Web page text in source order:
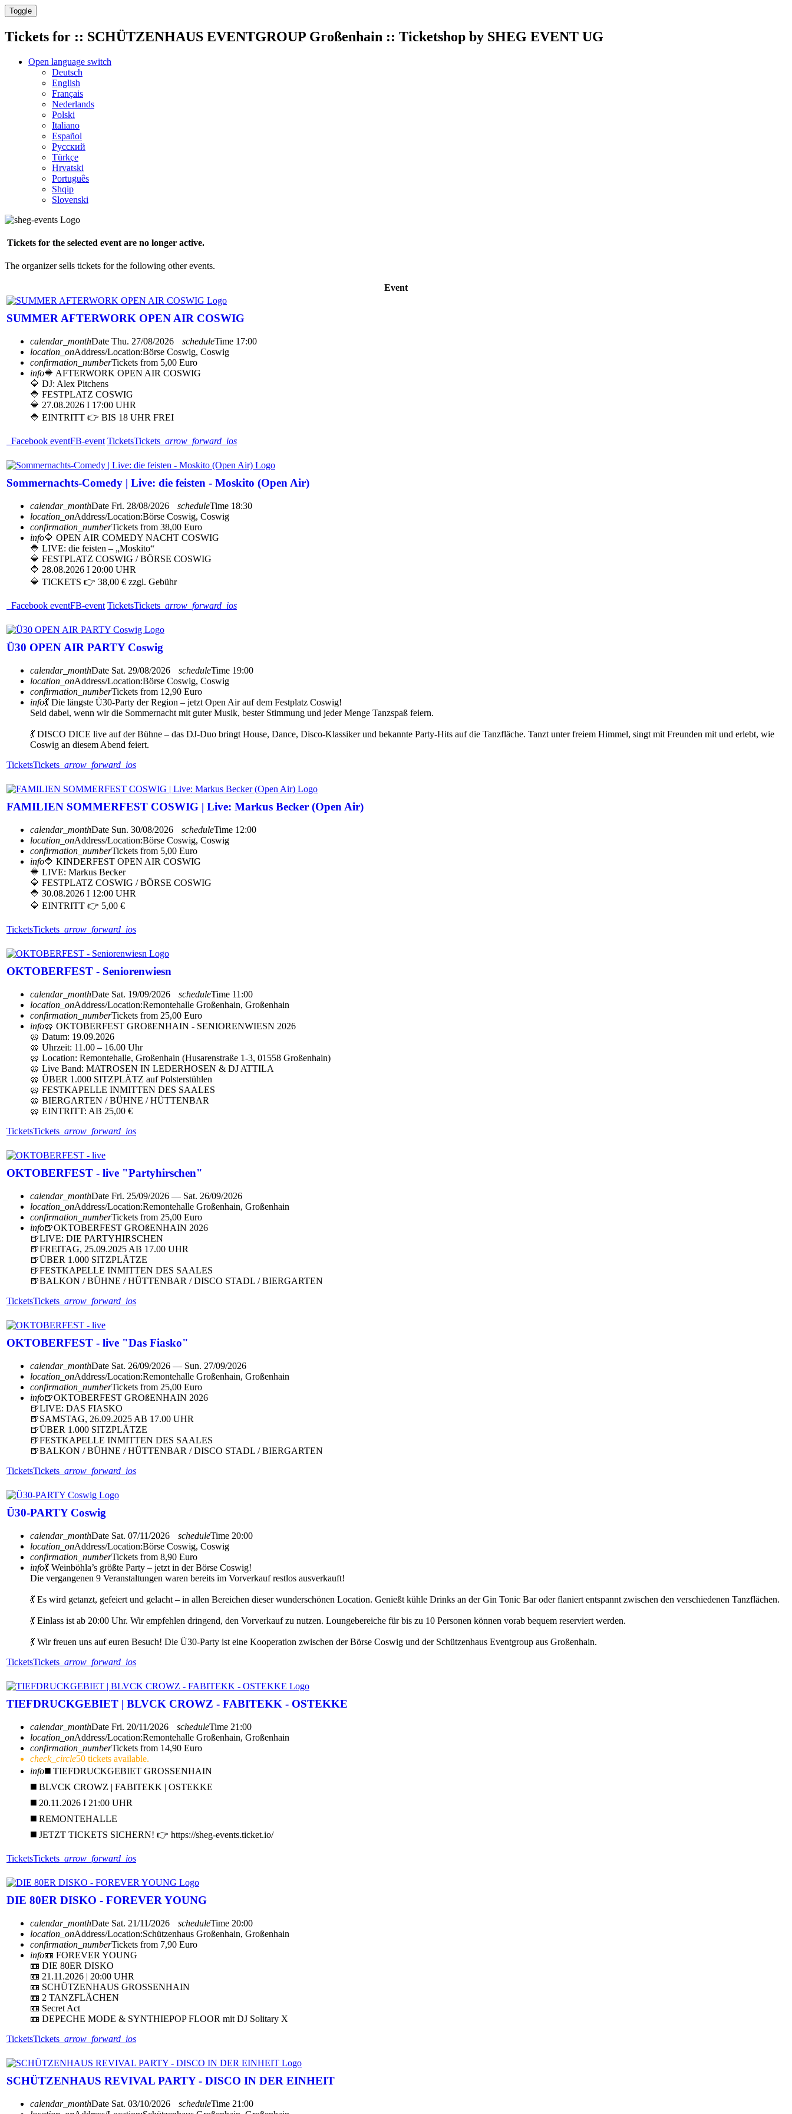
Toggle
Tickets for :: SCHÜTZENHAUS EVENTGROUP Großenhain :: Ticketshop by SHEG EVENT UG
Open language switch
Deutsch
English
Français
Nederlands
Polski
Italiano
Español
Русский
Türkçe
Hrvatski
Português
Shqip
Slovenski
Tickets for the selected event are no longer active.
The organizer sells tickets for the following other events.
Event
SUMMER AFTERWORK OPEN AIR COSWIG
calendar_monthDate Thu. 27/08/2026 scheduleTime 17:00
location_onAddress/Location:Börse Coswig, Coswig
confirmation_numberTickets from 5,00 Euro
info🔷 AFTERWORK OPEN AIR COSWIG
🔷 DJ: Alex Pitchens
🔷 FESTPLATZ COSWIG
🔷 27.08.2026 I 17:00 UHR
🔷 EINTRITT 👉 BIS 18 UHR FREI
Facebook eventFB-event TicketsTickets arrow_forward_ios
Sommernachts-Comedy | Live: die feisten - Moskito (Open Air)
calendar_monthDate Fri. 28/08/2026 scheduleTime 18:30
location_onAddress/Location:Börse Coswig, Coswig
confirmation_numberTickets from 38,00 Euro
info🔷 OPEN AIR COMEDY NACHT COSWIG
🔷 LIVE: die feisten – „Moskito“
🔷 FESTPLATZ COSWIG / BÖRSE COSWIG
🔷 28.08.2026 I 20:00 UHR
🔷 TICKETS 👉 38,00 € zzgl. Gebühr
Facebook eventFB-event TicketsTickets arrow_forward_ios
Ü30 OPEN AIR PARTY Coswig
calendar_monthDate Sat. 29/08/2026 scheduleTime 19:00
location_onAddress/Location:Börse Coswig, Coswig
confirmation_numberTickets from 12,90 Euro
info💃 Die längste Ü30-Party der Region – jetzt Open Air auf dem Festplatz Coswig!
Seid dabei, wenn wir die Sommernacht mit guter Musik, bester Stimmung und jeder Menge Tanzspaß feiern.
💃 DISCO DICE live auf der Bühne – das DJ-Duo bringt House, Dance, Disco-Klassiker und bekannte Party-Hits auf die Tanzfläche. Tanzt unter freiem Himmel, singt mit Freunden mit und erlebt, wie
Coswig an diesem Abend feiert.
TicketsTickets arrow_forward_ios
FAMILIEN SOMMERFEST COSWIG | Live: Markus Becker (Open Air)
calendar_monthDate Sun. 30/08/2026 scheduleTime 12:00
location_onAddress/Location:Börse Coswig, Coswig
confirmation_numberTickets from 5,00 Euro
info🔷 KINDERFEST OPEN AIR COSWIG
🔷 LIVE: Markus Becker
🔷 FESTPLATZ COSWIG / BÖRSE COSWIG
🔷 30.08.2026 I 12:00 UHR
🔷 EINTRITT 👉 5,00 €
TicketsTickets arrow_forward_ios
OKTOBERFEST - Seniorenwiesn
calendar_monthDate Sat. 19/09/2026 scheduleTime 11:00
location_onAddress/Location:Remontehalle Großenhain, Großenhain
confirmation_numberTickets from 25,00 Euro
info🥨 OKTOBERFEST GROßENHAIN - SENIORENWIESN 2026
🥨 Datum: 19.09.2026
🥨 Uhrzeit: 11.00 – 16.00 Uhr
🥨 Location: Remontehalle, Großenhain (Husarenstraße 1-3, 01558 Großenhain)
🥨 Live Band: MATROSEN IN LEDERHOSEN & DJ ATTILA
🥨 ÜBER 1.000 SITZPLÄTZ auf Polsterstühlen
🥨 FESTKAPELLE INMITTEN DES SAALES
🥨 BIERGARTEN / BÜHNE / HÜTTENBAR
🥨 EINTRITT: AB 25,00 €
TicketsTickets arrow_forward_ios
OKTOBERFEST - live "Partyhirschen"
calendar_monthDate Fri. 25/09/2026 — Sat. 26/09/2026
location_onAddress/Location:Remontehalle Großenhain, Großenhain
confirmation_numberTickets from 25,00 Euro
info🍺OKTOBERFEST GROßENHAIN 2026
🍺LIVE: DIE PARTYHIRSCHEN
🍺FREITAG, 25.09.2025 AB 17.00 UHR
🍺ÜBER 1.000 SITZPLÄTZE
🍺FESTKAPELLE INMITTEN DES SAALES
🍺BALKON / BÜHNE / HÜTTENBAR / DISCO STADL / BIERGARTEN
TicketsTickets arrow_forward_ios
OKTOBERFEST - live "Das Fiasko"
calendar_monthDate Sat. 26/09/2026 — Sun. 27/09/2026
location_onAddress/Location:Remontehalle Großenhain, Großenhain
confirmation_numberTickets from 25,00 Euro
info🍺OKTOBERFEST GROßENHAIN 2026
🍺LIVE: DAS FIASKO
🍺SAMSTAG, 26.09.2025 AB 17.00 UHR
🍺ÜBER 1.000 SITZPLÄTZE
🍺FESTKAPELLE INMITTEN DES SAALES
🍺BALKON / BÜHNE / HÜTTENBAR / DISCO STADL / BIERGARTEN
TicketsTickets arrow_forward_ios
Ü30-PARTY Coswig
calendar_monthDate Sat. 07/11/2026 scheduleTime 20:00
location_onAddress/Location:Börse Coswig, Coswig
confirmation_numberTickets from 8,90 Euro
info💃 Weinböhla’s größte Party – jetzt in der Börse Coswig!
Die vergangenen 9 Veranstaltungen waren bereits im Vorverkauf restlos ausverkauft!
💃 Es wird getanzt, gefeiert und gelacht – in allen Bereichen dieser wunderschönen Location. Genießt kühle Drinks an der Gin Tonic Bar oder flaniert entspannt zwischen den verschiedenen Tanzflächen.
💃 Einlass ist ab 20:00 Uhr. Wir empfehlen dringend, den Vorverkauf zu nutzen. Loungebereiche für bis zu 10 Personen können vorab bequem reserviert werden.
💃 Wir freuen uns auf euren Besuch! Die Ü30-Party ist eine Kooperation zwischen der Börse Coswig und der Schützenhaus Eventgroup aus Großenhain.
TicketsTickets arrow_forward_ios
TIEFDRUCKGEBIET | BLVCK CROWZ - FABITEKK - OSTEKKE
calendar_monthDate Fri. 20/11/2026 scheduleTime 21:00
location_onAddress/Location:Remontehalle Großenhain, Großenhain
confirmation_numberTickets from 14,90 Euro
check_circle50 tickets available.
info◼️ TIEFDRUCKGEBIET GROSSENHAIN
◼️ BLVCK CROWZ | FABITEKK | OSTEKKE
◼️ 20.11.2026 I 21:00 UHR
◼️ REMONTEHALLE
◼️ JETZT TICKETS SICHERN! 👉 https://sheg-events.ticket.io/
TicketsTickets arrow_forward_ios
DIE 80ER DISKO - FOREVER YOUNG
calendar_monthDate Sat. 21/11/2026 scheduleTime 20:00
location_onAddress/Location:Schützenhaus Großenhain, Großenhain
confirmation_numberTickets from 7,90 Euro
info📼 FOREVER YOUNG
📼 DIE 80ER DISKO
📼 21.11.2026 | 20:00 UHR
📼 SCHÜTZENHAUS GROSSENHAIN
📼 2 TANZFLÄCHEN
📼 Secret Act
📼 DEPECHE MODE & SYNTHIEPOP FLOOR mit DJ Solitary X
TicketsTickets arrow_forward_ios
SCHÜTZENHAUS REVIVAL PARTY - DISCO IN DER EINHEIT
calendar_monthDate Sat. 03/10/2026 scheduleTime 21:00